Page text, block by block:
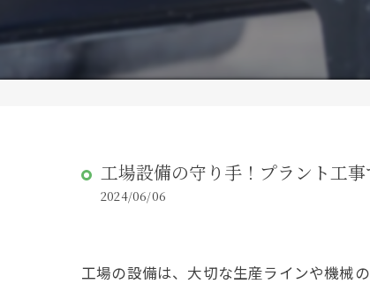
工場設備の守り手！プラント工
2024/06/06
工場の設備は、大切な生産ラインや機械